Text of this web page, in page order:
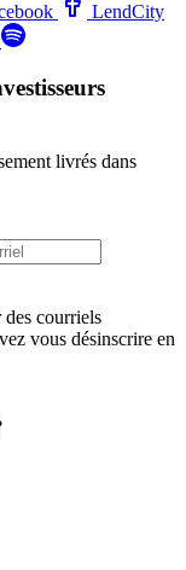
LendCity
livrés dans
courriels
vous désinscrire en